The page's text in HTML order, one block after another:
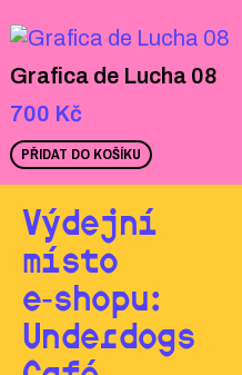
Grafica de Lucha 08
700 Kč
PŘIDAT DO KOŠÍKU
Výdejní
místo
e‑shopu:
Underdogs